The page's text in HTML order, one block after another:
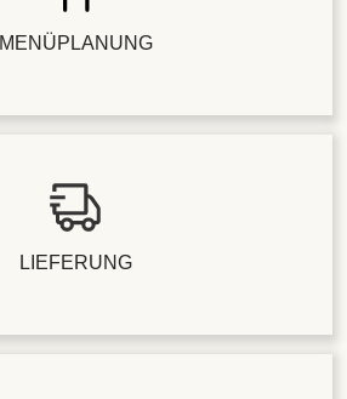
MENÜPLANUNG
LIEFERUNG